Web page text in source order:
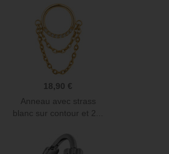
18,90 €
Anneau avec strass
blanc sur contour et 2...